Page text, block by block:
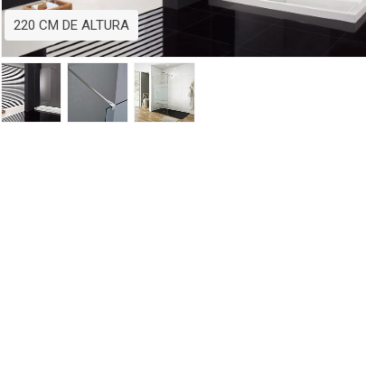
220 CM DE ALTURA